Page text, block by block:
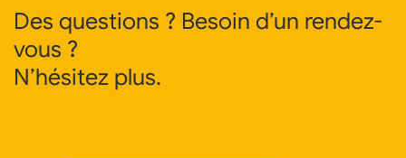
Des questions ? Besoin d’un rendez-
vous ?
N’hésitez plus.